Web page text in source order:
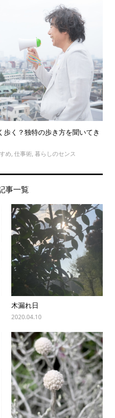
く？独特の歩き方を聞いてき
め, 仕事術, 暮らしのセンス
事一覧
木漏れ日
2020.04.10